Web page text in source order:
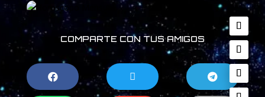
COMPARTE CON TUS AMIGOS
  